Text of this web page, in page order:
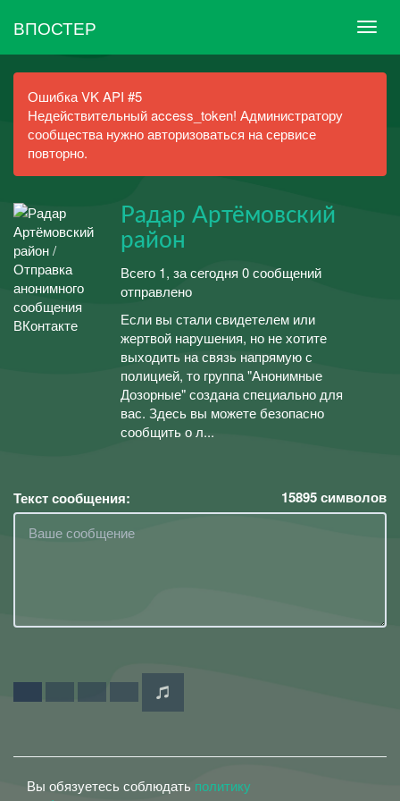
ВПОСТЕР
Ошибка VK API #5
Недействительный access_token! Администратору
сообщества нужно авторизоваться на сервисе
повторно.
Радар Артёмовский
район
Всего 1, за сегодня 0 сообщений
отправлено
Если вы стали свидетелем или
жертвой нарушения, но не хотите
выходить на связь напрямую с
полицией, то группа "Анонимные
Дозорные" создана специально для
вас. Здесь вы можете безопасно
сообщить о л...
Текст сообщения: 15895символов
Вы обязуетесь соблюдать политику